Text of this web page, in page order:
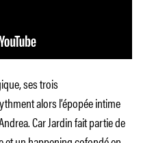
ses trois
alors l’épopée intime
Car Jardin fait partie de